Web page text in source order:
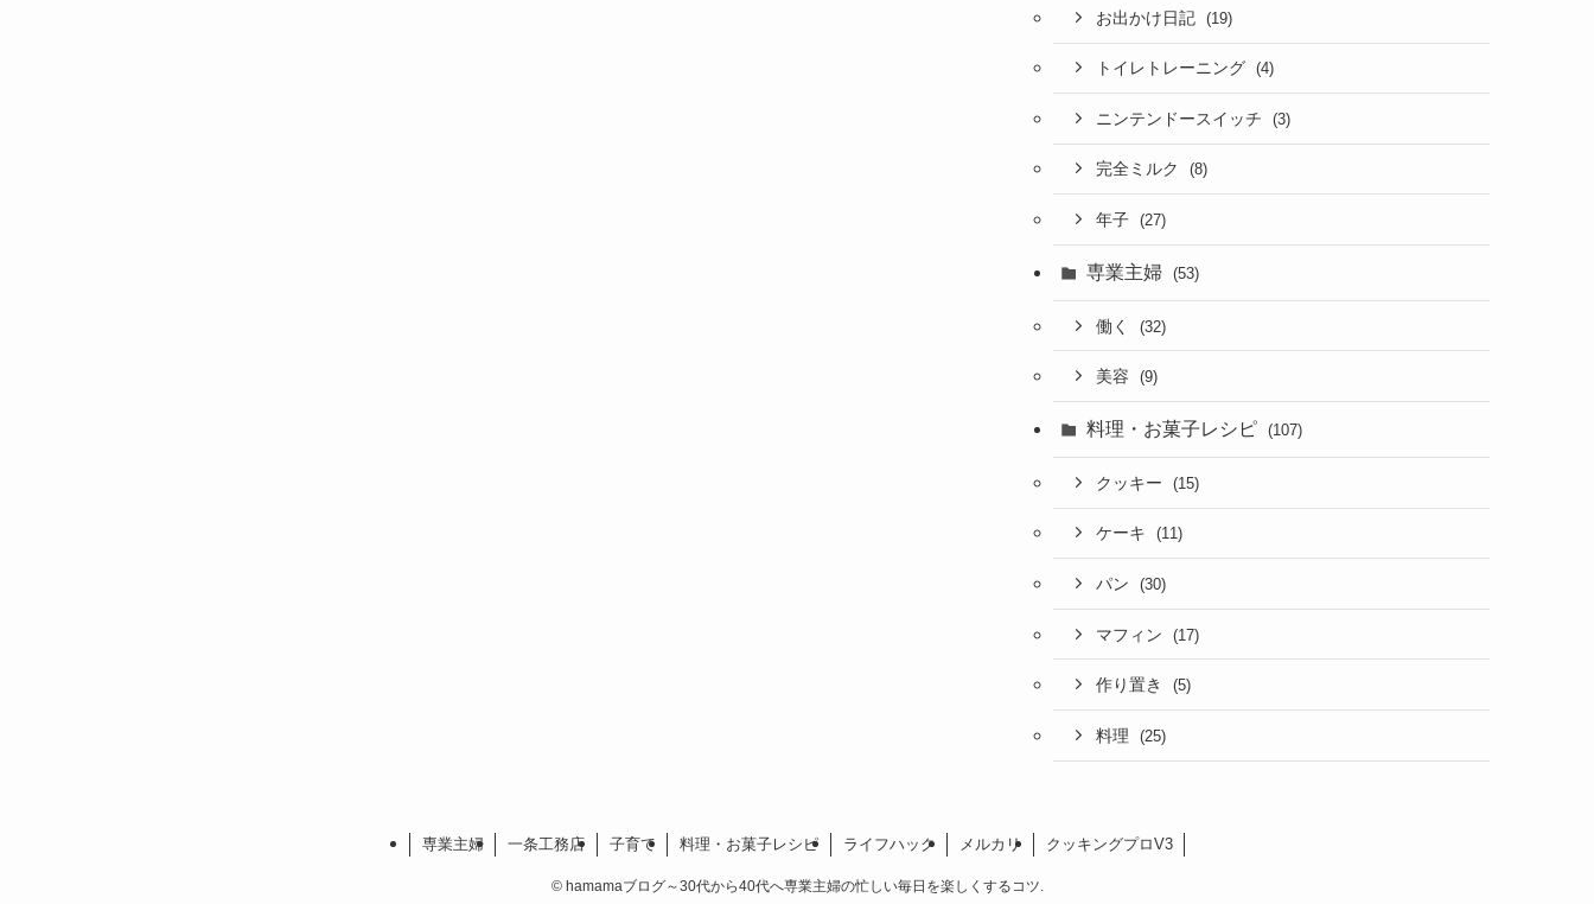
お出かけ日記 (19)
トイレトレーニング (4)
ニンテンドースイッチ (3)
完全ミルク (8)
年子 (27)
専業主婦 (53)
働く (32)
美容 (9)
料理・お菓子レシピ (107)
クッキー (15)
ケーキ (11)
パン (30)
マフィン (17)
作り置き (5)
料理 (25)
専業主婦 一条工務店 子育て 料理・お菓子レシピ ライフハック メルカリ クッキングプロV3
©hamamaブログ～30代から40代へ専業主婦の忙しい毎日を楽しくするコツ.